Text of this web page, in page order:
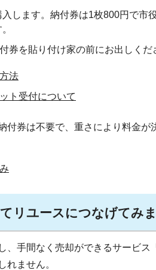
します。納付券は1枚800円で市
券を貼り付け家の前にお出しくだ
法
ト受付について
付券は不要で、重さにより料金が
リユースにつなげてみ
、手間なく売却ができるサービス
れません。